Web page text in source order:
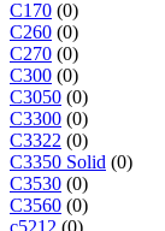
C170 (0)
C260 (0)
C270 (0)
C300 (0)
C3050 (0)
C3300 (0)
C3322 (0)
C3350 Solid (0)
C3530 (0)
C3560 (0)
c5212 (0)